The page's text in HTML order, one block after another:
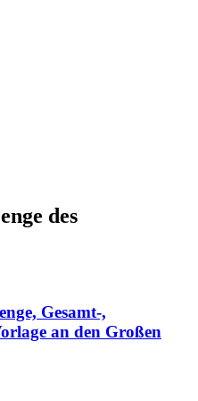
des
Gesamt-,
an den Großen